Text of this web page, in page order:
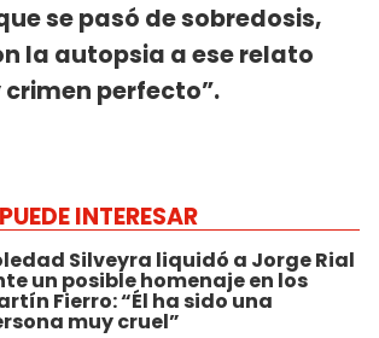
se pasó de sobredosis,
la autopsia a ese relato
crimen perfecto”.
INTERESAR
Silveyra liquidó a Jorge Rial
un posible homenaje en los
Fierro: “Él ha sido una
muy cruel”